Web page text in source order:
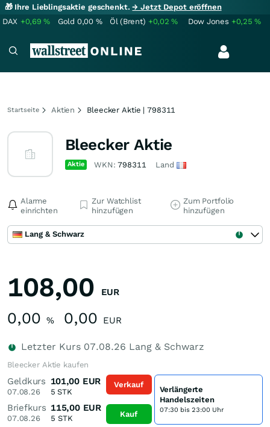
🎁 Ihre Lieblingsaktie geschenkt.→ Jetzt Depot eröffnen
DAX +0,69% Gold 0,00 % Öl (Brent) +0,02% Dow Jones +0,25%
Startseite Aktien Bleecker Aktie | 798311
Bleecker Aktie
Aktie WKN:798311 Land
Alarme
einrichten
Zur Watchlist
hinzufügen
Zum Portfolio
hinzufügen
Lang & Schwarz
108,00 EUR
0,00 % 0,00 EUR
Letzter Kurs 07.08.26 Lang & Schwarz
Bleecker Aktie kaufen
Geldkurs
07.08.26
101,00 EUR
5 STK
Briefkurs
07.08.26
115,00 EUR
5 STK
Verkauf
Kauf
Verlängerte
Handelszeiten
07:30 bis 23:00 Uhr